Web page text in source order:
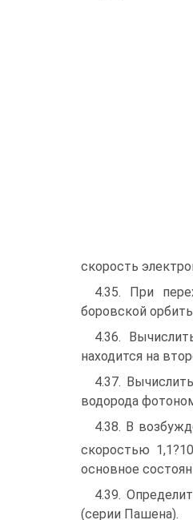
скорость
4.35. При
боровской
4.36.
находится на
4.37.
водорода
4.38. В
скоростью
основное
4.39.
(серии Пашена).